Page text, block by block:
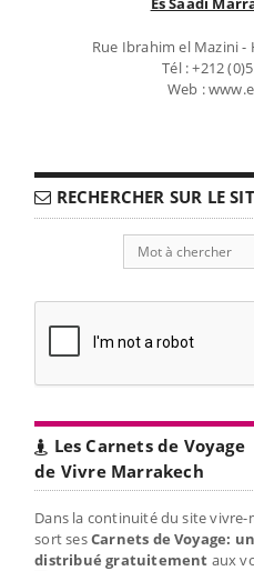
Rue Ibrahim el Mazini -
Tél : +212
Web :
RECHERCHER SUR LE
Les Carnets de Voyage
de Vivre Marrakech
Dans la continuité du site
sort sesCarnets de Voyage:
distribué gratuitement aux